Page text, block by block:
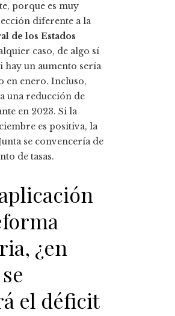
porque es muy
diferente a la
de los Estados
caso, de algo sí
hay un aumento sería
en enero. Incluso,
una reducción de
en 2023. Si la
es positiva, la
se convencería de
de tasas.
¿en
el déficit